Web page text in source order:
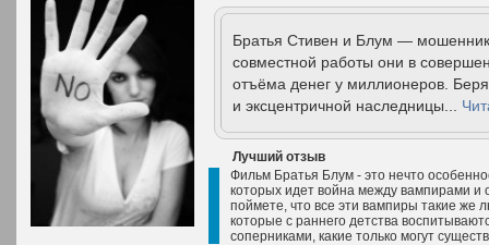
Братья Стивен и Блум —
совместной работы они в
отъёма денег у миллионеров.
и эксцентричной наследницы...
Лучший отзыв
Фильм Братья Блум - это нечто
которых идет война между вампирами
поймете, что все эти вампиры такие же
которые с раннего детства
соперниками, какие только могут